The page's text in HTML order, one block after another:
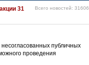
31
Всего новостей: 31606
публичных
проведения